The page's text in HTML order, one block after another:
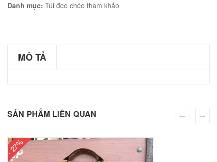
Danh mục: Túi đeo chéo tham khảo
MÔ TẢ
SẢN PHẨM LIÊN QUAN
- 27%
Jeep giá rẻ 04
₫